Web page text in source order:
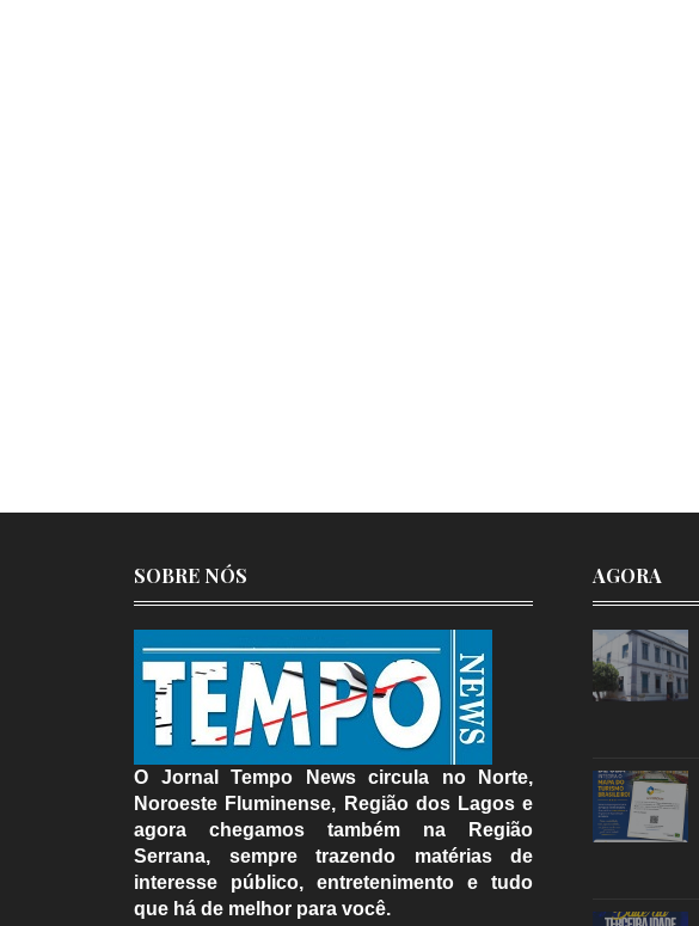
SOBRE NÓS
O Jornal Tempo News circula no Norte,
Noroeste Fluminense, Região dos Lagos e
agora chegamos também na Região
Serrana, sempre trazendo matérias de
interesse público, entretenimento e tudo
que há de melhor para você.
AGORA